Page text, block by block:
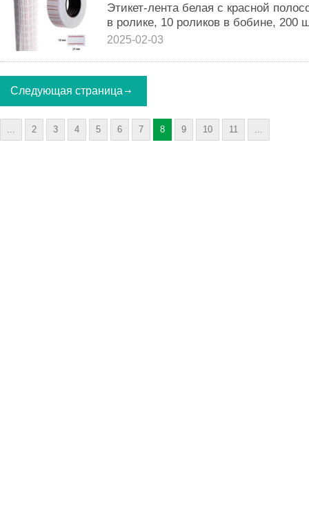
Этикет-лента белая с красной
в ролике, 10 роликов в бобине, 200
2025-02-03
Следующая страница
... 2 3 4 5 6 7 8 9 10 11 ...